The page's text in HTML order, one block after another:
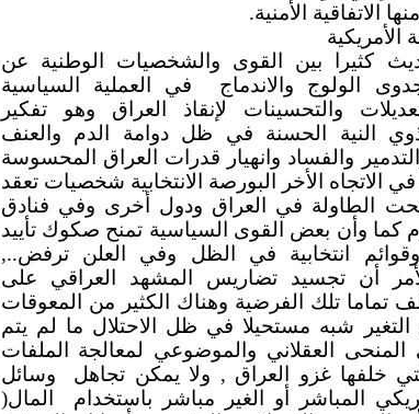
الاتفاقية الأمنية.
الأمريكية
كثيرا بين القوى والشخصيات الوطنية عن
الولوج والاندماج
في العملية السياسية
والتحسينات لإنقاذ العراق وهو تفكير
النية الحسنة في ظل دوامة الدم والعنف
والفساد وانهيار قدرات العراق المحسوسة
الاتجاه الأخر البورصة الانتخابية شخصيات تعقد
الطاولة في العراق ودول أخرى وفي فنادق
وأن بعض القوى السياسية تمنح صكوك تأييد
انتخابية في الظل وفي العلن ترفض..,
أن تجسيد تضاريس المشهد العراقي على
تماما تلك الفرضية وهناك الكثير من المعوقات
التغير شبه مستحيلا في ظل الاحتلال ما لم يتم
المنحى العقلاني والموضوعي لمعالجة الملفات
خلفها غزو العراق , ولا يمكن تجاهل
وسائل
المباشر أو الغير مباشر باستخدام
المال(